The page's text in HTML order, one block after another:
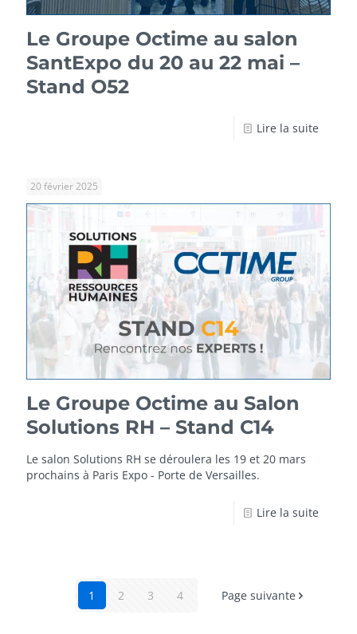
Le Groupe Octime au salon
SantExpo du 20 au 22 mai –
Stand O52
Lire la suite
20 février 2025
Le Groupe Octime au Salon
Solutions RH – Stand C14
Le salon Solutions RH se déroulera les 19 et 20 mars
prochains à Paris Expo - Porte de Versailles.
Lire la suite
1 2 3 4 Page suivante